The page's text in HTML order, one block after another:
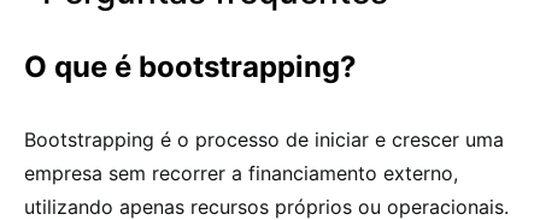
O que é bootstrapping?
Bootstrapping é o processo de iniciar e crescer uma
empresa sem recorrer a financiamento externo,
utilizando apenas recursos próprios ou operacionais.